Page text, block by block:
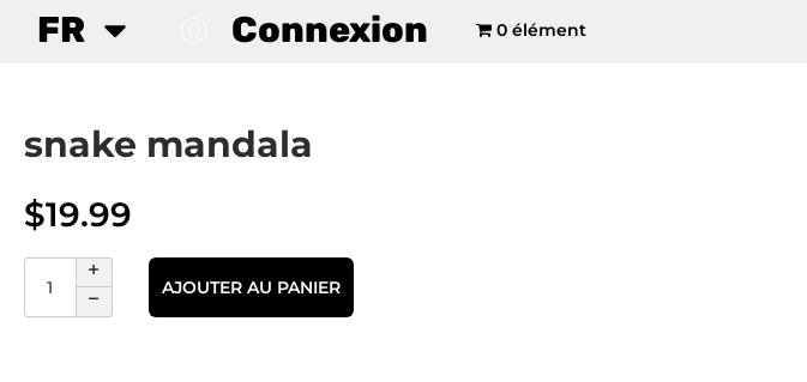
FR Connexion 0 élément
snake mandala
$19.99
AJOUTER AU PANIER